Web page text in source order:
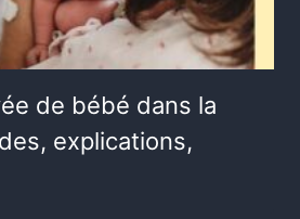
de bébé dans la
explications,